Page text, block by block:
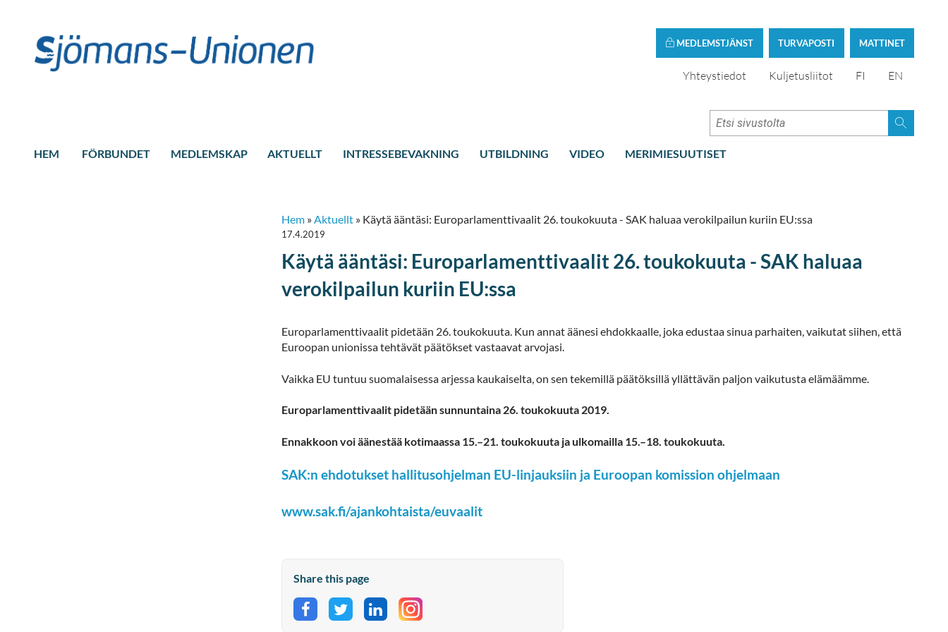
MATTINET
TURVAPOSTI
MEDLEMSTJÄNST
Yhteystiedot Kuljetusliitot FI EN
HEM FÖRBUNDET MEDLEMSKAP AKTUELLT INTRESSEBEVAKNING UTBILDNING VIDEO MERIMIESUUTISET
Hem »Aktuellt » Käytä ääntäsi: Europarlamenttivaalit 26. toukokuuta - SAK haluaa verokilpailun kuriin EU:ssa
17.4.2019
Käytä ääntäsi: Europarlamenttivaalit 26. toukokuuta - SAK haluaa
verokilpailun kuriin EU:ssa
Europarlamenttivaalit pidetään 26. toukokuuta. Kun annat äänesi ehdokkaalle, joka edustaa sinua parhaiten, vaikutat siihen, että
Euroopan unionissa tehtävät päätökset vastaavat arvojasi.
Vaikka EU tuntuu suomalaisessa arjessa kaukaiselta, on sen tekemillä päätöksillä yllättävän paljon vaikutusta elämäämme.
Europarlamenttivaalit pidetään sunnuntaina 26. toukokuuta 2019.
Ennakkoon voi äänestää kotimaassa 15.–21. toukokuuta ja ulkomailla 15.–18. toukokuuta.
SAK:n ehdotukset hallitusohjelman EU-linjauksiin ja Euroopan komission ohjelmaan
www.sak.fi/ajankohtaista/euvaalit
Share this page
Share on Facebook
Share on Twitter
Share on LinkedIn